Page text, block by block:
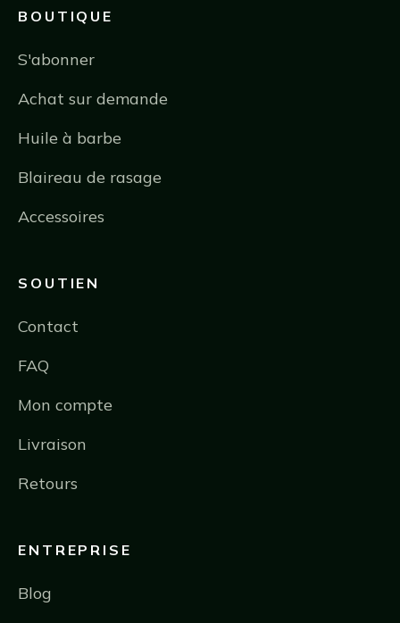
BOUTIQUE
S'abonner
Achat sur demande
Huile à barbe
Blaireau de rasage
Accessoires
SOUTIEN
Contact
FAQ
Mon compte
Livraison
Retours
ENTREPRISE
Blog